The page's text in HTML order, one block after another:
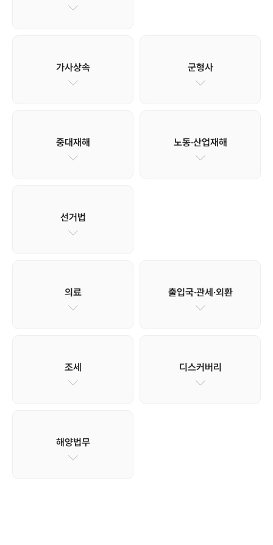
가사상속 군형사
중대재해 노동·산업재해
선거법
의료 출입국·관세·외환
조세 디스커버리
해양법무